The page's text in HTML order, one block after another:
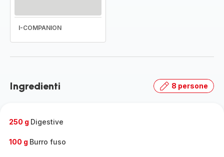
I-COMPANION
Ingredienti 8 persone
250 g Digestive
100 g Burro fuso